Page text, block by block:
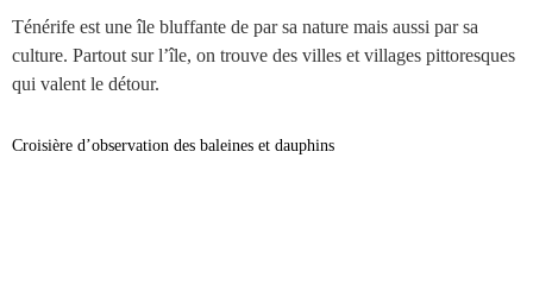
Ténérife est une île bluffante de par sa nature mais aussi par sa
culture. Partout sur l’île, on trouve des villes et villages pittoresques
qui valent le détour.
Croisière d’observation des baleines et dauphins